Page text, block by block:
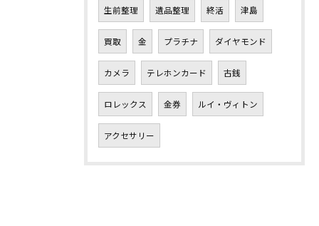
生前整理 遺品整理 終活 津島
買取 金 プラチナ ダイヤモンド
カメラ テレホンカード 古銭
ロレックス 金券 ルイ・ヴィトン
アクセサリー